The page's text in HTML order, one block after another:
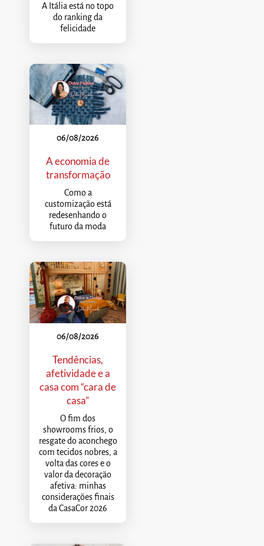
A Itália está no topo
do ranking da
felicidade
06/08/2026
A economia de
transformação
Como a
customização está
redesenhando o
futuro da moda
06/08/2026
Tendências,
afetividade e a
casa com “cara de
casa”
O fim dos
showrooms frios, o
resgate do aconchego
com tecidos nobres, a
volta das cores e o
valor da decoração
afetiva: minhas
considerações finais
da CasaCor 2026